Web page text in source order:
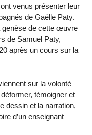
venus présenter leur
de Gaëlle Paty.
genèse de cette œuvre
de Samuel Paty,
après un cours sur la
sur la volonté
témoigner et
dessin et la narration,
d’un enseignant